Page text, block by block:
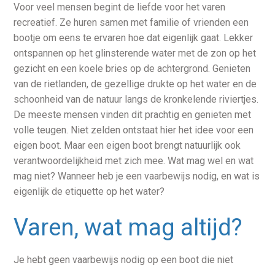
Voor veel mensen begint de liefde voor het varen
recreatief. Ze huren samen met familie of vrienden een
bootje om eens te ervaren hoe dat eigenlijk gaat. Lekker
ontspannen op het glinsterende water met de zon op het
gezicht en een koele bries op de achtergrond. Genieten
van de rietlanden, de gezellige drukte op het water en de
schoonheid van de natuur langs de kronkelende riviertjes.
De meeste mensen vinden dit prachtig en genieten met
volle teugen. Niet zelden ontstaat hier het idee voor een
eigen boot. Maar een eigen boot brengt natuurlijk ook
verantwoordelijkheid met zich mee. Wat mag wel en wat
mag niet? Wanneer heb je een vaarbewijs nodig, en wat is
eigenlijk de etiquette op het water?
Varen, wat mag altijd?
Je hebt geen vaarbewijs nodig op een boot die niet